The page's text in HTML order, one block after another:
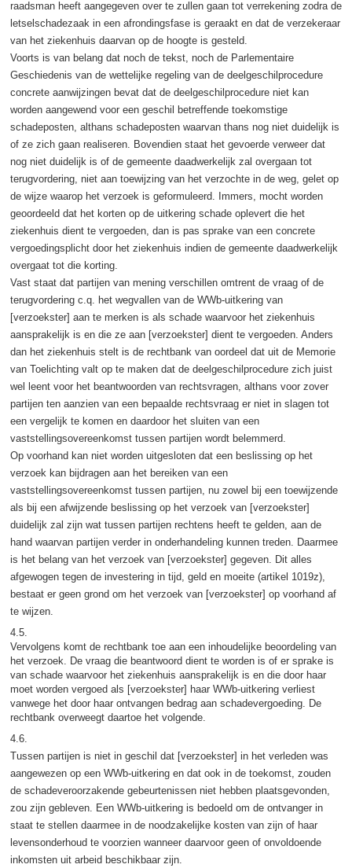
raadsman heeft aangegeven over te zullen gaan tot verrekening zodra de
letselschadezaak in een afrondingsfase is geraakt en dat de verzekeraar
van het ziekenhuis daarvan op de hoogte is gesteld.
Voorts is van belang dat noch de tekst, noch de Parlementaire
Geschiedenis van de wettelijke regeling van de deelgeschilprocedure
concrete aanwijzingen bevat dat de deelgeschilprocedure niet kan
worden aangewend voor een geschil betreffende toekomstige
schadeposten, althans schadeposten waarvan thans nog niet duidelijk is
of ze zich gaan realiseren. Bovendien staat het gevoerde verweer dat
nog niet duidelijk is of de gemeente daadwerkelijk zal overgaan tot
terugvordering, niet aan toewijzing van het verzochte in de weg, gelet op
de wijze waarop het verzoek is geformuleerd. Immers, mocht worden
geoordeeld dat het korten op de uitkering schade oplevert die het
ziekenhuis dient te vergoeden, dan is pas sprake van een concrete
vergoedingsplicht door het ziekenhuis indien de gemeente daadwerkelijk
overgaat tot die korting.
Vast staat dat partijen van mening verschillen omtrent de vraag of de
terugvordering c.q. het wegvallen van de WWb-uitkering van
[verzoekster] aan te merken is als schade waarvoor het ziekenhuis
aansprakelijk is en die ze aan [verzoekster] dient te vergoeden. Anders
dan het ziekenhuis stelt is de rechtbank van oordeel dat uit de Memorie
van Toelichting valt op te maken dat de deelgeschilprocedure zich juist
wel leent voor het beantwoorden van rechtsvragen, althans voor zover
partijen ten aanzien van een bepaalde rechtsvraag er niet in slagen tot
een vergelijk te komen en daardoor het sluiten van een
vaststellingsovereenkomst tussen partijen wordt belemmerd.
Op voorhand kan niet worden uitgesloten dat een beslissing op het
verzoek kan bijdragen aan het bereiken van een
vaststellingsovereenkomst tussen partijen, nu zowel bij een toewijzende
als bij een afwijzende beslissing op het verzoek van [verzoekster]
duidelijk zal zijn wat tussen partijen rechtens heeft te gelden, aan de
hand waarvan partijen verder in onderhandeling kunnen treden. Daarmee
is het belang van het verzoek van [verzoekster] gegeven. Dit alles
afgewogen tegen de investering in tijd, geld en moeite (artikel 1019z),
bestaat er geen grond om het verzoek van [verzoekster] op voorhand af
te wijzen.
4.5.
Vervolgens komt de rechtbank toe aan een inhoudelijke beoordeling van
het verzoek. De vraag die beantwoord dient te worden is of er sprake is
van schade waarvoor het ziekenhuis aansprakelijk is en die door haar
moet worden vergoed als [verzoekster] haar WWb-uitkering verliest
vanwege het door haar ontvangen bedrag aan schadevergoeding. De
rechtbank overweegt daartoe het volgende.
4.6.
Tussen partijen is niet in geschil dat [verzoekster] in het verleden was
aangewezen op een WWb-uitkering en dat ook in de toekomst, zouden
de schadeveroorzakende gebeurtenissen niet hebben plaatsgevonden,
zou zijn gebleven. Een WWb-uitkering is bedoeld om de ontvanger in
staat te stellen daarmee in de noodzakelijke kosten van zijn of haar
levensonderhoud te voorzien wanneer daarvoor geen of onvoldoende
inkomsten uit arbeid beschikbaar zijn.